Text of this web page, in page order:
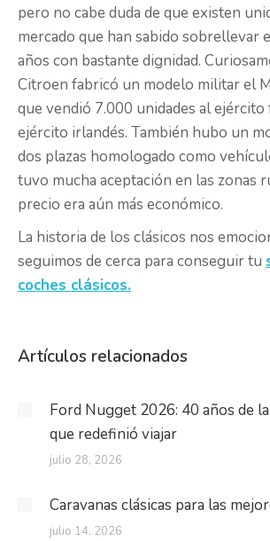
pero no cabe duda de que existen
mercado que han sabido sobrellevar
años con bastante dignidad.
Citroen fabricó un modelo militar el
que vendió 7.000 unidades al ejército
ejército irlandés. También hubo un
dos plazas homologado como
tuvo mucha aceptación en las zonas
precio era aún más económico.
La historia de los clásicos nos
seguimos de cerca para conseguir tu
coches clásicos.
Artículos relacionados
Ford Nugget 2026: 40 años de
que redefinió viajar
julio 28, 2026
Caravanas clásicas para las
julio 14, 2026